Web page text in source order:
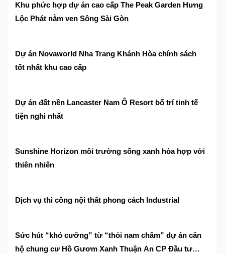
Khu phức hợp dự án cao cấp The Peak Garden Hưng
Lộc Phát nằm ven Sông Sài Gòn
Dự án Novaworld Nha Trang Khánh Hòa chính sách
tốt nhất khu cao cấp
Dự án đất nền Lancaster Nam Ô Resort bố trí tinh tế
tiện nghi nhất
Sunshine Horizon môi trường sống xanh hòa hợp với
thiên nhiên
Dịch vụ thi công nội thất phong cách Industrial
Sức hút “khó cưỡng” từ “thỏi nam châm” dự án căn
hộ chung cư Hồ Gươm Xanh Thuận An CP Đầu tư